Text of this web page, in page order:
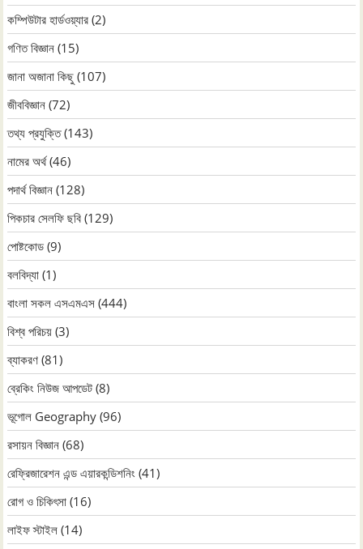
কম্পিউটার হার্ডওয়্যার (2)
গণিত বিজ্ঞান (15)
জানা অজানা কিছু (107)
জীববিজ্ঞান (72)
তথ্য প্রযুক্তি(143)
নামের অর্থ(46)
পদার্থ বিজ্ঞান (128)
পিকচার সেলফি ছবি (129)
পোষ্টকোড (9)
বলবিদ্যা (1)
বাংলা সকল এসএমএস (444)
বিশ্ব পরিচয় (3)
ব্যাকরণ (81)
ব্রেকিং নিউজ আপডেট (8)
ভূগোল Geography (96)
রসায়ন বিজ্ঞান (68)
রেফ্রিজারেশন এন্ড এয়ারকন্ডিশনিং (41)
রোগ ও চিকিৎসা (16)
লাইফ স্টাইল (14)